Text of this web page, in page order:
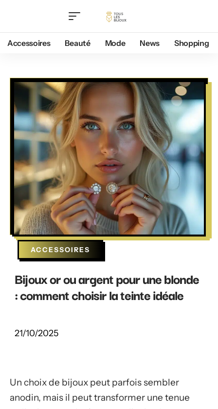
Accessoires Beauté Mode News Shopping
ACCESSOIRES
Bijoux or ou argent pour une blonde
: comment choisir la teinte idéale
21/10/2025
Un choix de bijoux peut parfois sembler
anodin, mais il peut transformer une tenue